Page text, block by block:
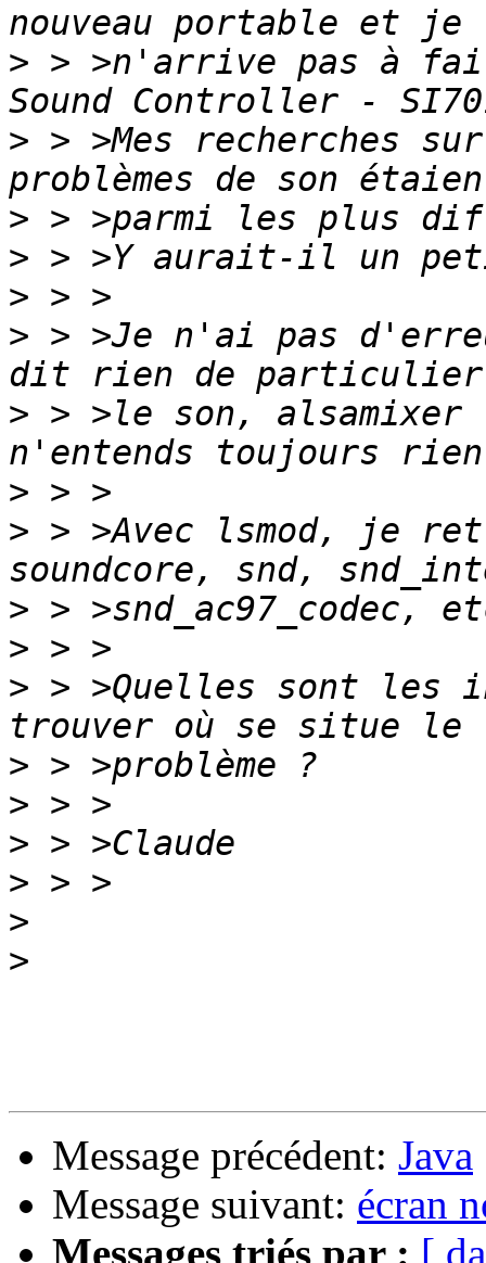
> > >n'arrive pas à
> > >Mes recherches
>
>
>
> > >Je n'ai pas
> > >le son,
>
> > >Avec lsmod, je
>
>
> > >Quelles sont les
>
>
>
>
>
>
Message précédent: Java
Message suivant: écran
Messages triés par : [